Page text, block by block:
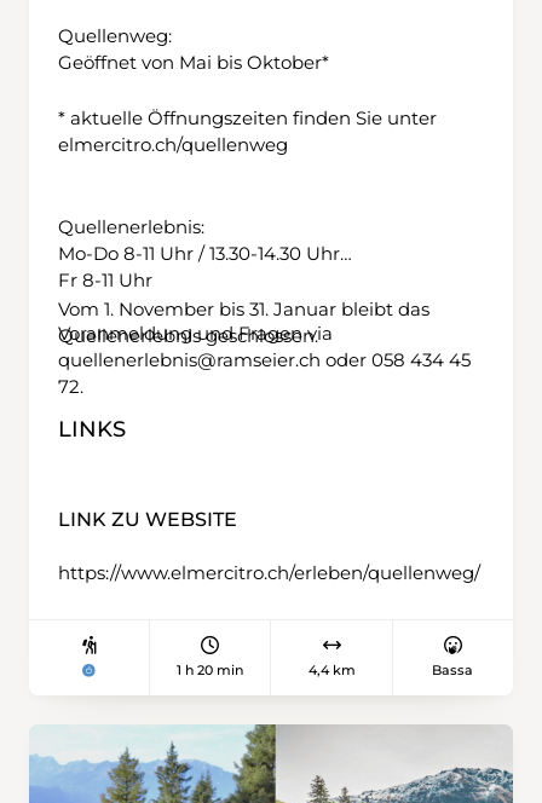
Quellenweg:
Geöffnet von Mai bis Oktober*
* aktuelle Öffnungszeiten finden Sie unter
elmercitro.ch/quellenweg
Quellenerlebnis:
Mo-Do 8-11 Uhr / 13.30-14.30 Uhr
Fr 8-11 Uhr
Voranmeldung und Fragen via
quellenerlebnis@ramseier.ch oder 058 434 45
72.
Vom 1. November bis 31. Januar bleibt das
Quellenerlebnis geschlossen.
LINKS
LINK ZU WEBSITE
https://www.elmercitro.ch/erleben/quellenweg/
1 h 20 min 4,4 km Bassa